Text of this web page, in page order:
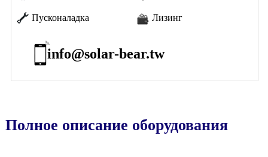
Пусконаладка Лизинг
info@solar-bear.tw